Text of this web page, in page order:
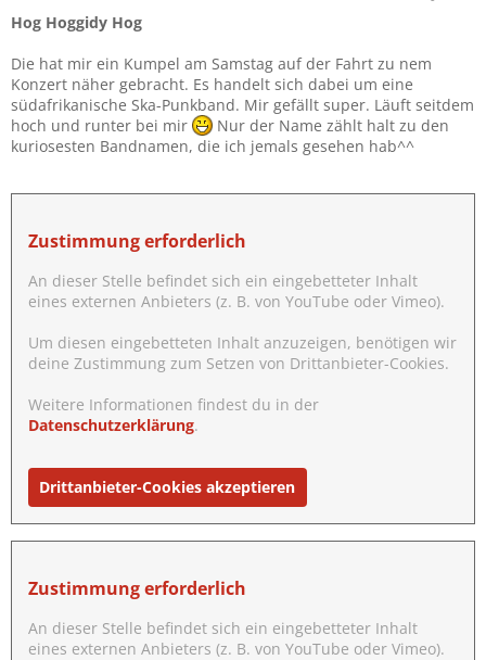
Hog Hoggidy Hog
Die hat mir ein Kumpel am Samstag auf der Fahrt zu nem
Konzert näher gebracht. Es handelt sich dabei um eine
südafrikanische Ska-Punkband. Mir gefällt super. Läuft seitdem
hoch und runter bei mir
Nur der Name zählt halt zu den
kuriosesten Bandnamen, die ich jemals gesehen hab^^
Zustimmung erforderlich
An dieser Stelle befindet sich ein eingebetteter Inhalt
eines externen Anbieters (z. B. von YouTube oder Vimeo).
Um diesen eingebetteten Inhalt anzuzeigen, benötigen wir
deine Zustimmung zum Setzen von Drittanbieter-Cookies.
Weitere Informationen findest du in der
Datenschutzerklärung.
Drittanbieter-Cookies akzeptieren
Zustimmung erforderlich
An dieser Stelle befindet sich ein eingebetteter Inhalt
eines externen Anbieters (z. B. von YouTube oder Vimeo).